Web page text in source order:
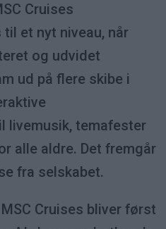
Cruises
et nyt niveau, når
og udvidet
ud på flere skibe i
livemusik, temafester
alle aldre. Det fremgår
fra selskabet.
Cruises bliver først